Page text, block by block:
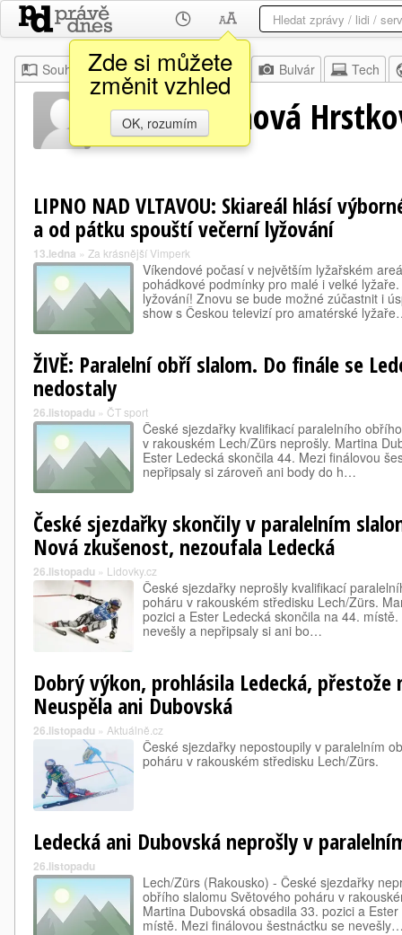
Zde si můžete
změnit vzhled
OK, rozumím
Souhrn Moje Z domova Bulvár Tech
Lucie Pešánová
LIPNO NAD VLTAVOU: Skiareál hlásí
a od pátku spouští večerní lyžování
13.ledna » Za krásnější Vimperk
Víkendové počasí v největším lyžařském
pohádkové podmínky pro malé i velké
lyžování! Znovu se bude možné zúčastnit i
show s Českou televizí pro amatérské
ŽIVĚ: Paralelní obří slalom. Do finále se
nedostaly
26.listopadu » ČT sport
České sjezdařky kvalifikací paralelního
v rakouském Lech/Zürs neprošly. Martina
Ester Ledecká skončila 44. Mezi finálovou
nepřipsaly si zároveň ani body do h…
České sjezdařky skončily v paralelním
Nová zkušenost, nezoufala Ledecká
26.listopadu » Lidovky.cz
České sjezdařky neprošly kvalifikací
poháru v rakouském středisku Lech/Zürs.
pozici a Ester Ledecká skončila na 44.
nevešly a nepřipsaly si ani bo…
Dobrý výkon, prohlásila Ledecká,
Neuspěla ani Dubovská
26.listopadu » Aktuálně.cz
České sjezdařky nepostoupily v paralelním
poháru v rakouském středisku Lech/Zürs.
Ledecká ani Dubovská neprošly v
26.listopadu
Lech/Zürs (Rakousko) - České sjezdařky
obřího slalomu Světového poháru v
Martina Dubovská obsadila 33. pozici a
místě. Mezi finálovou šestnáctku se